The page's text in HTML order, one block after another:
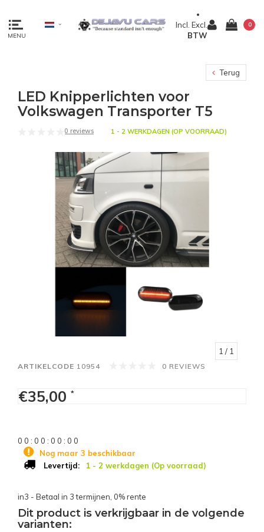
MENU
Incl. Excl.
BTW
0
Terug
LED Knipperlichten voor
Volkswagen Transporter T5
0 reviews 1 - 2 WERKDAGEN (OP VOORRAAD)
1 / 1
ARTIKELCODE 10954 0 REVIEWS
€35,00 *
0 0 : 0 0 : 0 0 : 0 0
Nog maar 3 beschikbaar
Levertijd:
1 - 2 werkdagen (Op voorraad)
in3 - Betaal in 3 termijnen, 0% rente
Dit product is verkrijgbaar in de volgende
varianten: